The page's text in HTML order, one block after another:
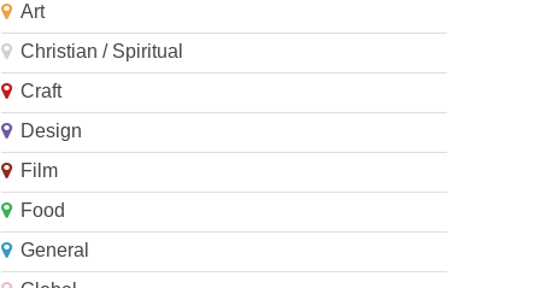
Art
Christian / Spiritual
Craft
Design
Film
Food
General